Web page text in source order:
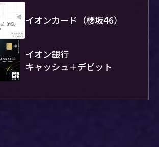
イオンカード（櫻坂46）
イオン銀行
キャッシュ＋デビット